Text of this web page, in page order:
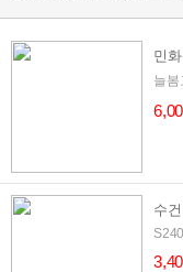
민
늘봄
수